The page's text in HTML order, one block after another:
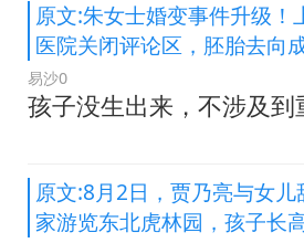
原文:朱女士婚变事件升级！
医院关闭评论区，胚胎去向
易沙0
孩子没生出来，不涉及到
原文:8月2日，贾乃亮与女
家游览东北虎林园，孩子长